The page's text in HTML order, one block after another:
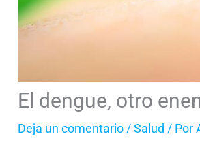
El dengue, otro
Deja un comentario /Salud / Por